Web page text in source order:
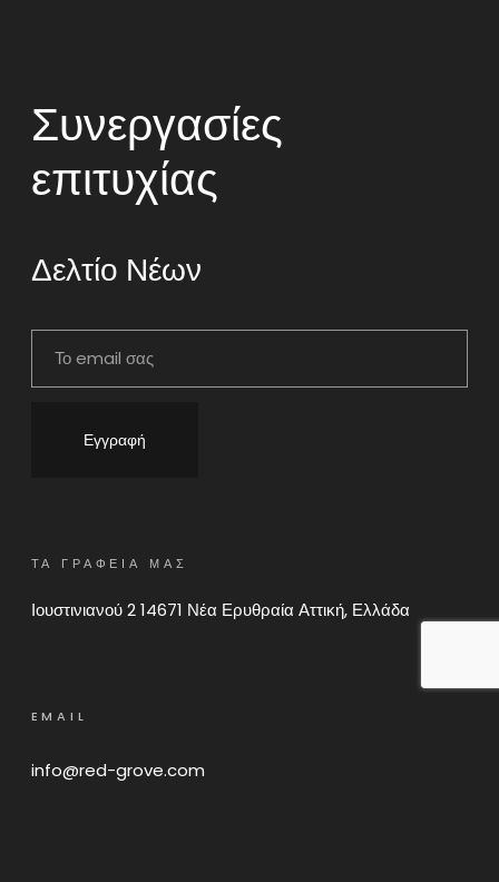
Συνεργασίες
επιτυχίας
Δελτίο Νέων
ΤΑ ΓΡΑΦΕΙΑ ΜΑΣ
Ιουστινιανού 2 14671 Νέα Ερυθραία Αττική, Ελλάδα
EMAIL
info@red-grove.com